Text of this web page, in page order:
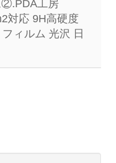
②.PDA工房
対応 9H高硬度
ィルム 光沢 日